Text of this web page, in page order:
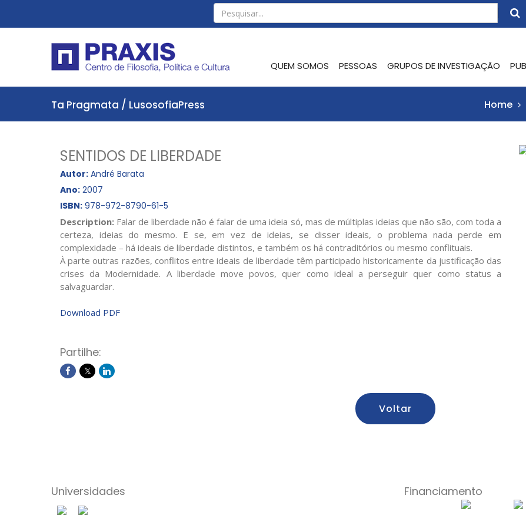
QUEM SOMOS PESSOAS GRUPOS DE INVESTIGAÇÃO
Ta Pragmata / LusosofiaPress Home
SENTIDOS DE LIBERDADE
Autor: André Barata
Ano: 2007
ISBN: 978-972-8790-61-5
Description: Falar de liberdade não é falar de uma ideia só, mas de múltiplas ideias que não são, com toda a
certeza, ideias do mesmo. E se, em vez de ideias, se disser ideais, o problema nada perde em
complexidade – há ideais de liberdade distintos, e também os há contraditórios ou mesmo conflituais.
À parte outras razões, conflitos entre ideais de liberdade têm participado historicamente da justificação das
crises da Modernidade. A liberdade move povos, quer como ideal a perseguir quer como status a
salvaguardar.
Download PDF
Partilhe:
Voltar
Universidades Financiamento